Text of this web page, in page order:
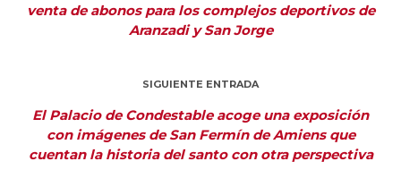
venta de abonos para los complejos deportivos de
Aranzadi y San Jorge
SIGUIENTE ENTRADA
El Palacio de Condestable acoge una exposición
con imágenes de San Fermín de Amiens que
cuentan la historia del santo con otra perspectiva